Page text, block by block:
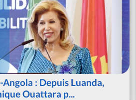
: Depuis Luanda,
Ouattara p...